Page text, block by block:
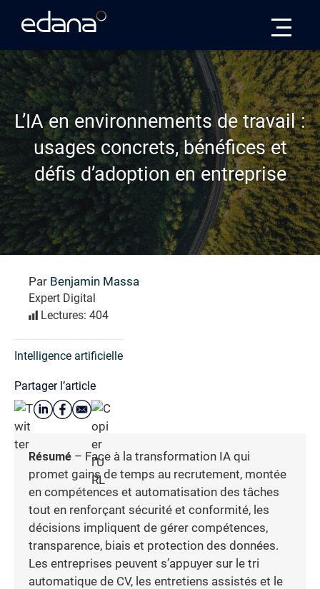
L’IA en environnements de travail :
usages concrets, bénéfices et
défis d’adoption en entreprise
Par Benjamin Massa
Expert Digital
Lectures: 404
Intelligence artificielle
Partager l’article
Résumé – Face à la transformation IA qui
promet gains de temps au recrutement, montée
en compétences et automatisation des tâches
tout en renforçant sécurité et conformité, les
décisions impliquent de gérer compétences,
transparence, biais et protection des données.
Les entreprises peuvent s’appuyer sur le tri
automatique de CV, les entretiens assistés et le